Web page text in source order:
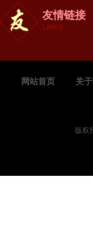
友情链接
网站首页 关
版权